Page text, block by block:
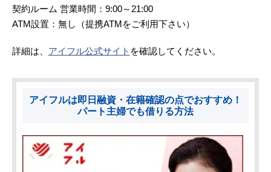
契約ルーム 営業時間：9:00～21:00
ATM設置：無し（提携ATMをご利用下さい）
詳細は、 アイフル公式サイト を確認してください。
アイフルは即日融資・在籍確認の点でおすすめ！
パート主婦でも借りる方法